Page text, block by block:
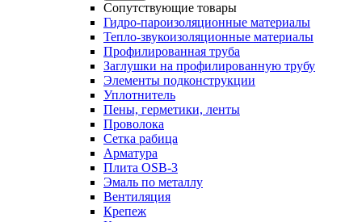
Сопутствующие товары
Гидро-пароизоляционные материалы
Тепло-звукоизоляционные материалы
Профилированная труба
Заглушки на профилированную трубу
Элементы подконструкции
Уплотнитель
Пены, герметики, ленты
Проволока
Сетка рабица
Арматура
Плита OSB-3
Эмаль по металлу
Вентиляция
Крепеж